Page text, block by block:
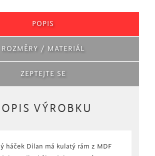
POPIS
ROZMĚRY / MATERIÁL
ZEPTEJTE SE
VÝROBKU
háček Dilan má kulatý rám z MDF